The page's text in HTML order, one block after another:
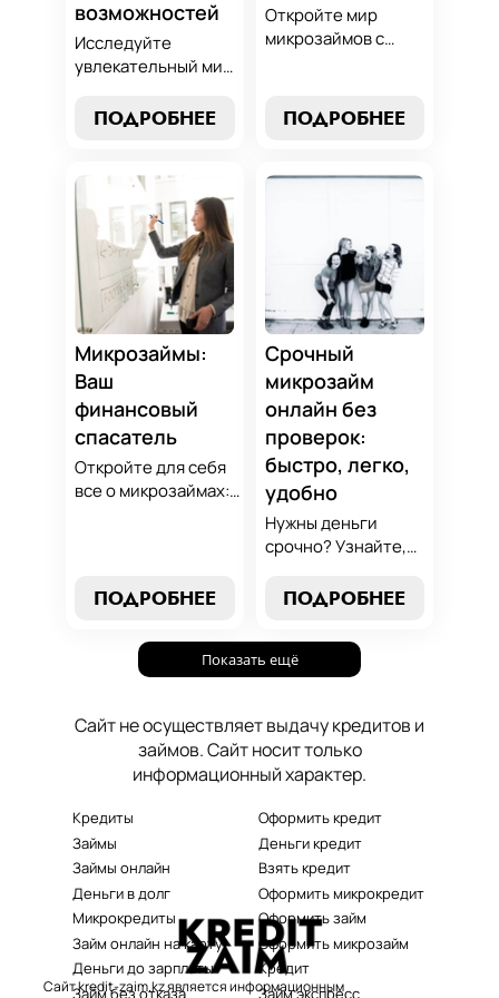
возможностей
Исследуйте
увлекательный мир
узнайте, как
вариант для ваших
нужд. Откройте
экспертные
стратегии
погашения и
сделайте
осознанный выбор,
который
поддержит вашу
финансовую
стабильность.
ПОДРОБНЕЕ
Откройте мир
микрозаймов с
лучшие стратегии
погашения и
избежанию
финансово
грамотным с нами!
ПОДРОБНЕЕ
Микрозаймы:
Ваш
финансовый
спасатель
Откройте для себя
все о микрозаймах:
погашения. Наше
вашим надежным
помощником в мире
ПОДРОБНЕЕ
Срочный
микрозайм
онлайн без
проверок:
быстро, легко,
удобно
Нужны деньги
срочно? Узнайте,
срочный
без проверок и
длительного
проблем здесь и
сейчас.
ПОДРОБНЕЕ
Показать ещё
Сайт не осуществляет выдачу кредитов и
займов. Сайт носит только
информационный характер.
Кредиты
Займы
Займы онлайн
Деньги в долг
Микрокредиты
Займ онлайн на карту
Деньги до зарплаты
Займ без отказа
Оформить кредит
Деньги кредит
Взять кредит
Оформить микрокредит
Оформить займ
Оформить микрозайм
Кредит
Займ экспресс
Сайт kredit-zaim.kz является информационным